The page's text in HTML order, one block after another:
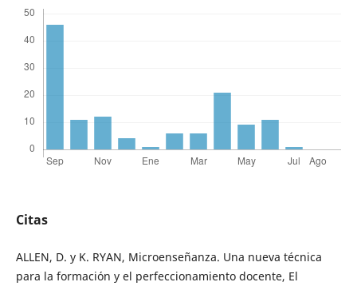
Citas
ALLEN, D. y K. RYAN, Microenseñanza. Una nueva técnica
para la formación y el perfeccionamiento docente, El